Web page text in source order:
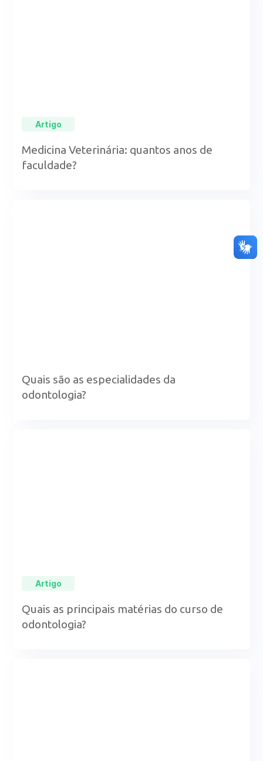
Artigo
Medicina Veterinária: quantos anos de
faculdade?
Quais são as especialidades da
odontologia?
Artigo
Quais as principais matérias do curso de
odontologia?